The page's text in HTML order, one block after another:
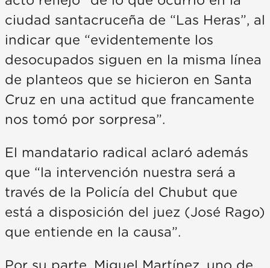
ciudad santacruceña de “Las Heras”, al
indicar que “evidentemente los
desocupados siguen en la misma línea
de planteos que se hicieron en Santa
Cruz en una actitud que francamente
nos tomó por sorpresa”.
El mandatario radical aclaró además
que “la intervención nuestra será a
través de la Policía del Chubut que
está a disposición del juez (José Rago)
que entiende en la causa”.